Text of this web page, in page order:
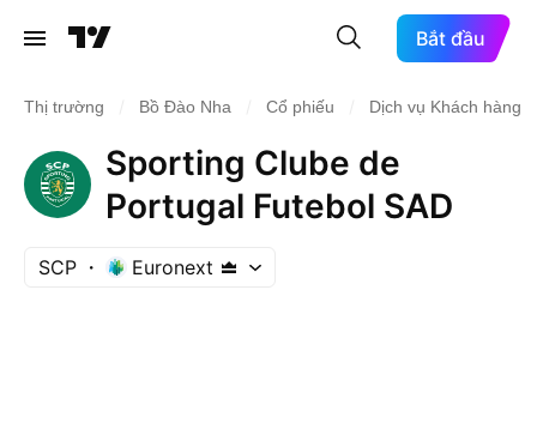
Bắt đầu
Thị trường Bồ Đào Nha Cổ phiếu Dịch vụ Khách hàng
Sporting Clube de
Portugal Futebol SAD
SCP Euronext